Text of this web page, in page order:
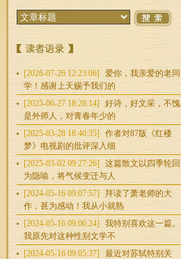
[2026-07-26 12:23:06]
爱你，我亲爱的老同
学！感谢上天赐予我们的
[2025-06-27 18:28:14]
好诗，好文采，不愧
是外师人，对青春年少的
[2025-03-28 18:40:35]
作者对87版《红楼
梦》电视剧的批评深入细
[2025-03-02 09:27:26]
这篇散文以四季轮回
为隐喻，将气候变迁与人
[2024-05-16 09:07:57]
拜读了萧老师的大
作，甚为感动！我从小就熟
[2024-05-16 09:06:24]
我特别喜欢这一篇。
我原先对这种性别文学不
[2024-05-16 09:05:37]
最近对苏轼特别关